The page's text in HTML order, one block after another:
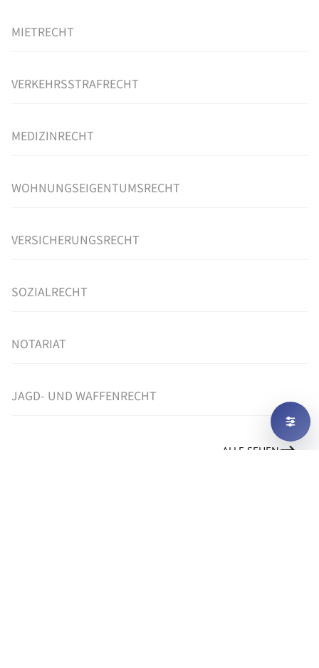
MIETRECHT
VERKEHRSSTRAFRECHT
MEDIZINRECHT
WOHNUNGSEIGENTUMSRECHT
VERSICHERUNGSRECHT
SOZIALRECHT
NOTARIAT
JAGD- UND WAFFENRECHT
ALLE SEHEN